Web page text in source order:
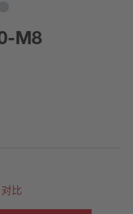
M8
对比